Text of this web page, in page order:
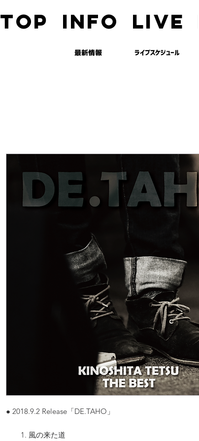
TOP INFO LIVE
最新情報 ライブスケジュール
● 2018.9.2 Release「DE.TAHO」
1. 風の来た道